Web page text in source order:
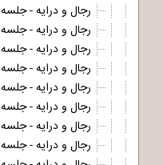
رجال و درایه - جلسه 84
رجال و درایه - جلسه 83
رجال و درایه - جلسه 82
رجال و درایه - جلسه 81
رجال و درایه - جلسه 80
رجال و درایه - جلسه 79
رجال و درایه - جلسه 78
رجال و درایه - جلسه 77